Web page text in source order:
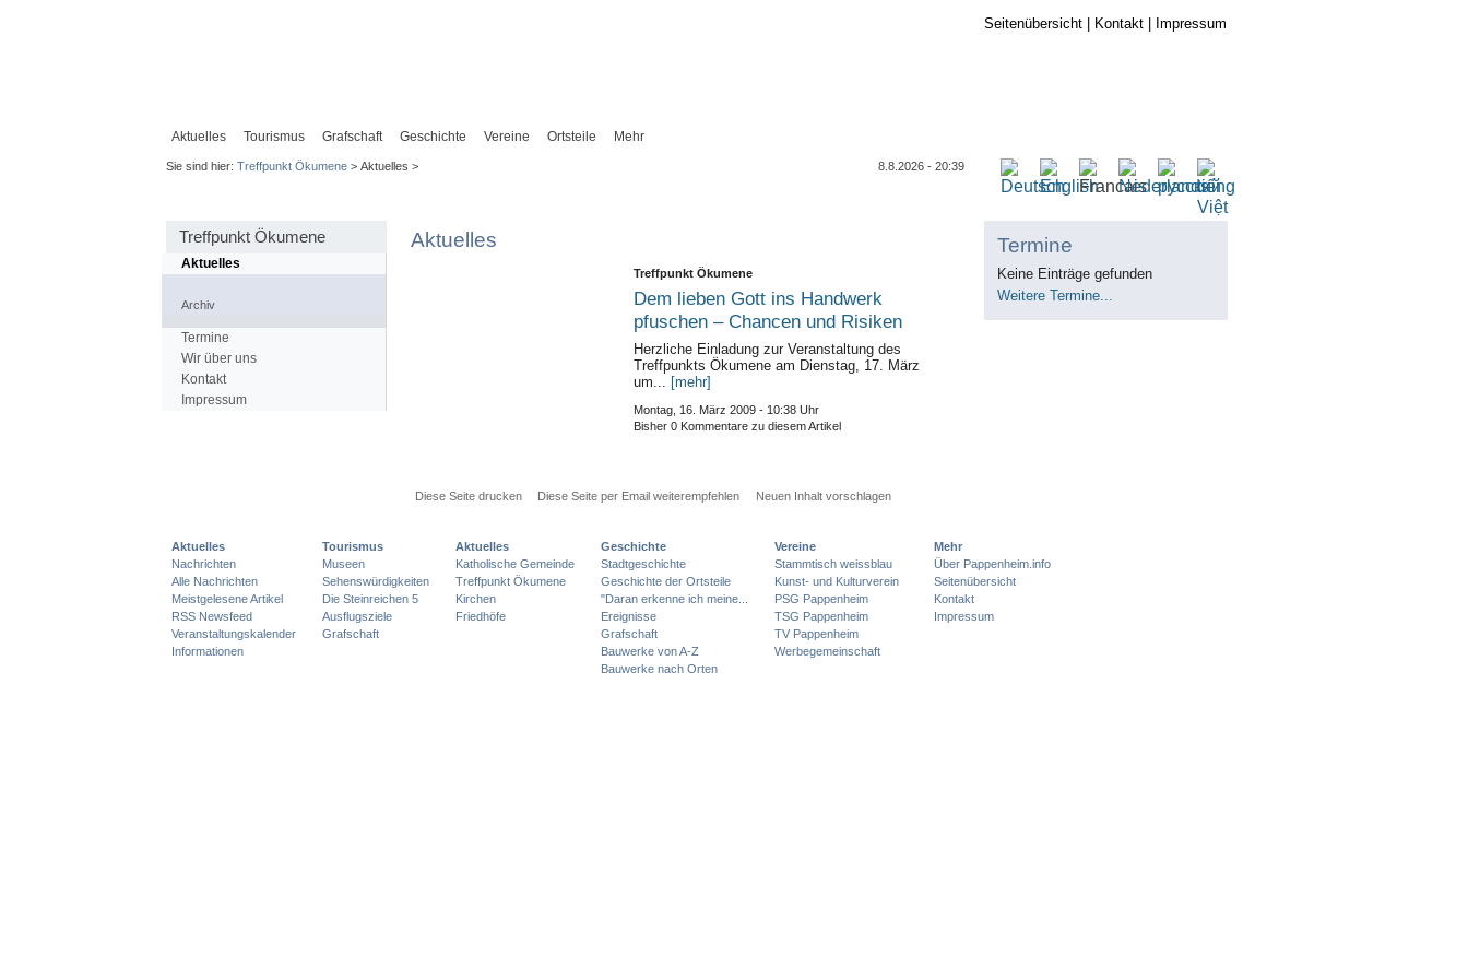
Seitenübersicht| Kontakt| Impressum
Aktuelles Tourismus Grafschaft Geschichte Vereine Ortsteile Mehr
Sie sind hier: Treffpunkt Ökumene> Aktuelles > 8.8.2026 - 20:39
Treffpunkt Ökumene
Aktuelles
Archiv
Termine
Wir über uns
Kontakt
Impressum
Termine
Keine Einträge gefunden
Weitere Termine...
Aktuelles
Treffpunkt Ökumene
Dem lieben Gott ins Handwerk
pfuschen – Chancen und Risiken
Herzliche Einladung zur Veranstaltung des
Treffpunkts Ökumene am Dienstag, 17. März
um... [mehr]
Montag, 16. März 2009 - 10:38 Uhr
Bisher 0 Kommentare zu diesem Artikel
Diese Seite drucken Diese Seite per Email weiterempfehlen Neuen Inhalt vorschlagen
Aktuelles
Nachrichten
Alle Nachrichten
Meistgelesene Artikel
RSS Newsfeed
Veranstaltungskalender
Informationen
Tourismus
Museen
Sehenswürdigkeiten
Die Steinreichen 5
Ausflugsziele
Grafschaft
Aktuelles
Katholische Gemeinde
Treffpunkt Ökumene
Kirchen
Friedhöfe
Geschichte
Stadtgeschichte
Geschichte der Ortsteile
"Daran erkenne ich meine...
Ereignisse
Grafschaft
Bauwerke von A-Z
Bauwerke nach Orten
Vereine
Stammtisch weissblau
Kunst- und Kulturverein
PSG Pappenheim
TSG Pappenheim
TV Pappenheim
Werbegemeinschaft
Mehr
Über Pappenheim.info
Seitenübersicht
Kontakt
Impressum